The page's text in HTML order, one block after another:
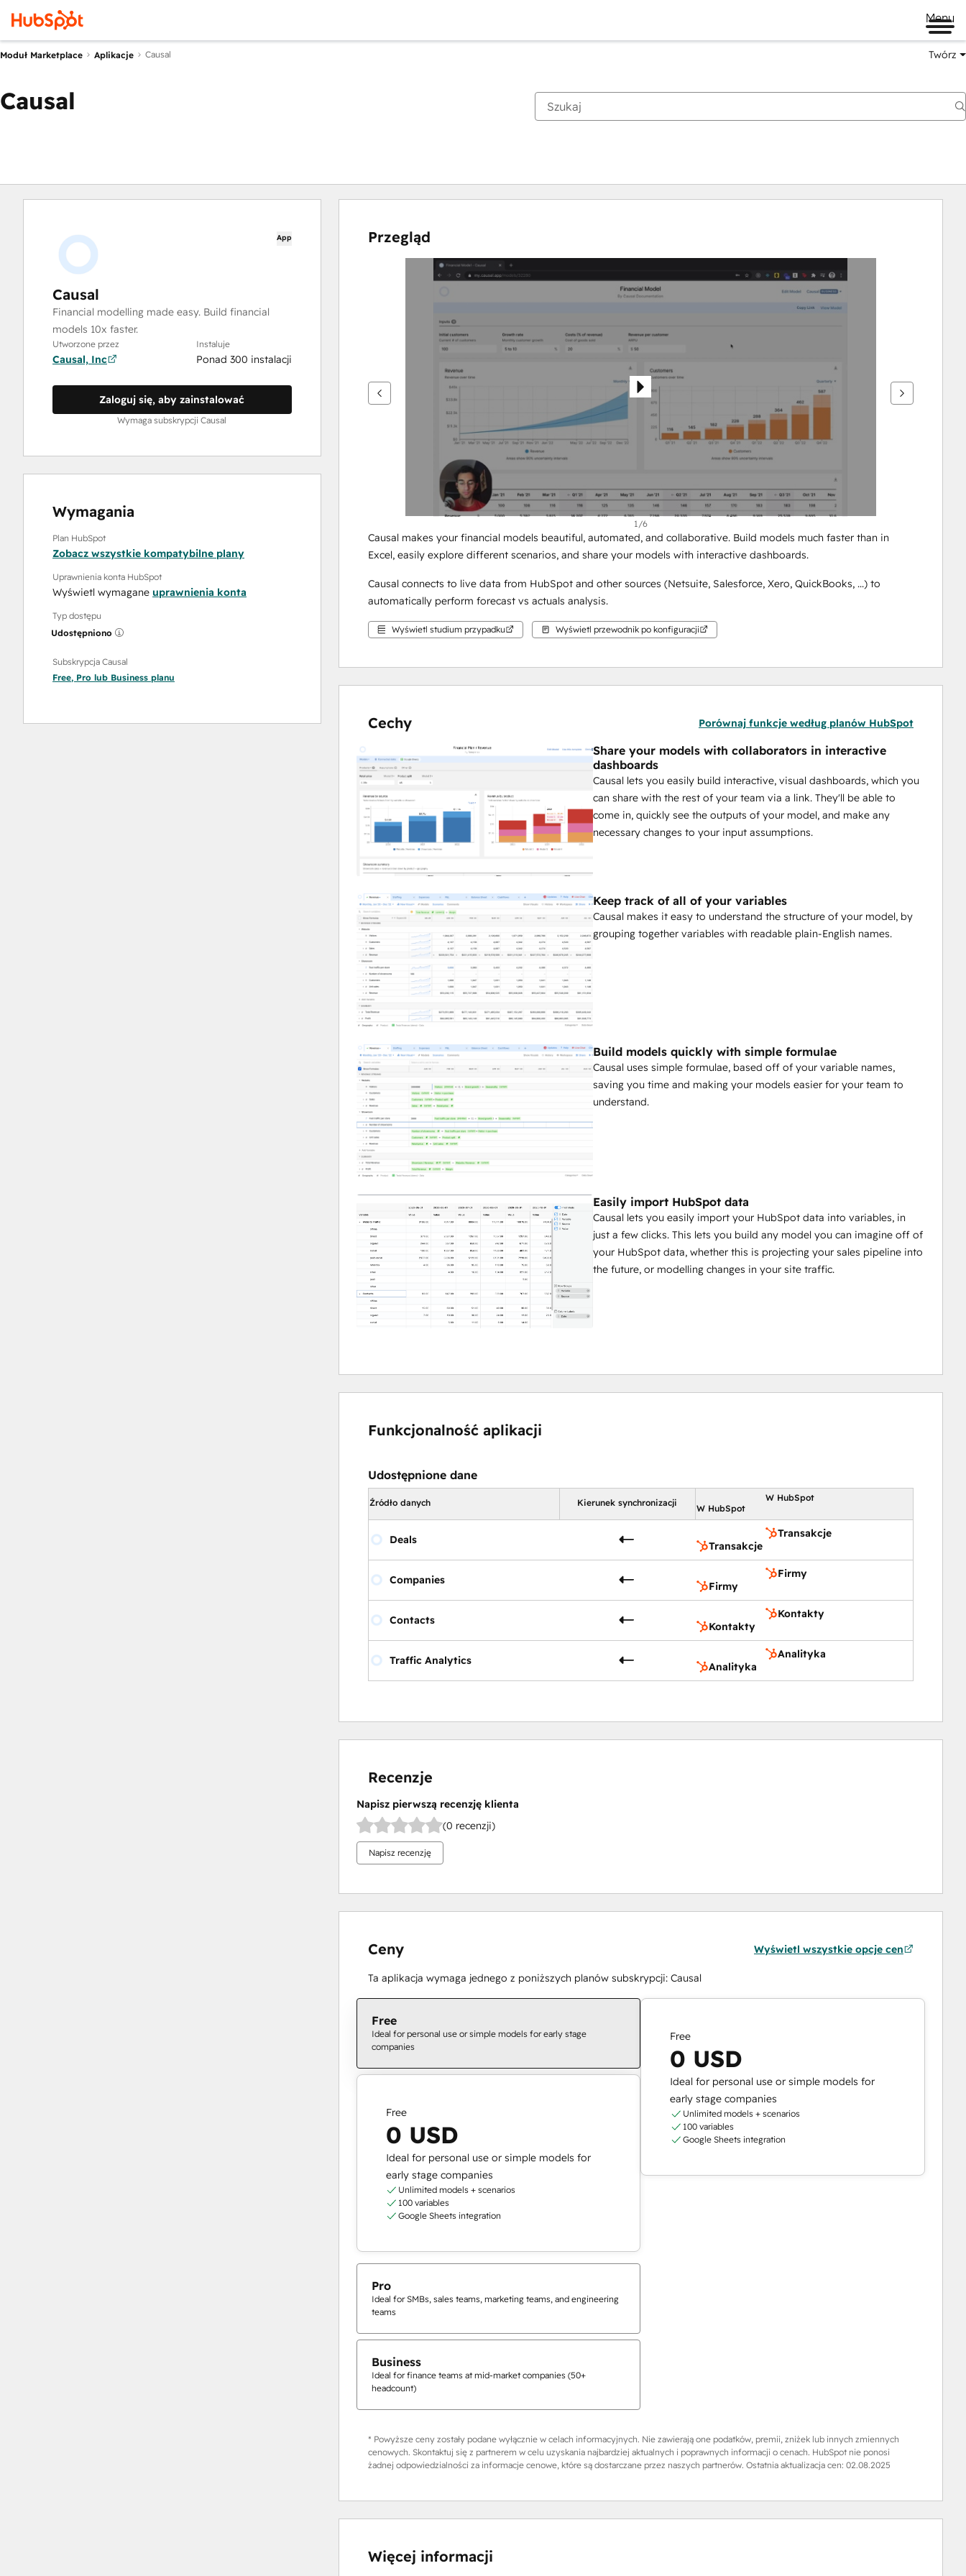
Menu
Moduł Marketplace Aplikacje Causal Twórz
Causal
App
Causal
Financial modelling made easy. Build financial
models 10x faster.
Utworzone przez
Causal, Inc
Instaluje
Ponad 300 instalacji
Zaloguj się, aby zainstalować
Wymaga subskrypcji Causal
Wymagania
Plan HubSpot
Zobacz wszystkie kompatybilne plany
Uprawnienia konta HubSpot
Wyświetl wymagane uprawnienia konta
Typ dostępu
Udostępniono
Subskrypcja Causal
Free, Pro lub Business planu
Przegląd
1/6
Causal makes your financial models beautiful, automated, and collaborative. Build models much faster than in
Excel, easily explore different scenarios, and share your models with interactive dashboards.
Causal connects to live data from HubSpot and other sources (Netsuite, Salesforce, Xero, QuickBooks, ...) to
automatically perform forecast vs actuals analysis.
Wyświetl studium przypadku Wyświetl przewodnik po konfiguracji
Cechy Porównaj funkcje według planów HubSpot
Share your models with collaborators in interactive
dashboards
Causal lets you easily build interactive, visual dashboards, which you
can share with the rest of your team via a link. They'll be able to
come in, quickly see the outputs of your model, and make any
necessary changes to your input assumptions.
Keep track of all of your variables
Causal makes it easy to understand the structure of your model, by
grouping together variables with readable plain-English names.
Build models quickly with simple formulae
Causal uses simple formulae, based off of your variable names,
saving you time and making your models easier for your team to
understand.
Easily import HubSpot data
Causal lets you easily import your HubSpot data into variables, in
just a few clicks. This lets you build any model you can imagine off of
your HubSpot data, whether this is projecting your sales pipeline into
the future, or modelling changes in your site traffic.
Funkcjonalność aplikacji
Udostępnione dane
Źródło danych Kierunek synchronizacji
W HubSpot
W HubSpot
Deals
Transakcje
Transakcje
Companies
Firmy
Firmy
Contacts
Kontakty
Kontakty
Traffic Analytics
Analityka
Analityka
Recenzje
Napisz pierwszą recenzję klienta
(0 recenzji)
Napisz recenzję
Ceny Wyświetl wszystkie opcje cen
Ta aplikacja wymaga jednego z poniższych planów subskrypcji: Causal
Free
Ideal for personal use or simple models for early stage
companies
Free
0 USD
Ideal for personal use or simple models for
early stage companies
Unlimited models + scenarios
100 variables
Google Sheets integration
Pro
Ideal for SMBs, sales teams, marketing teams, and engineering
teams
Business
Ideal for finance teams at mid-market companies (50+
headcount)
Free
0 USD
Ideal for personal use or simple models for
early stage companies
Unlimited models + scenarios
100 variables
Google Sheets integration
* Powyższe ceny zostały podane wyłącznie w celach informacyjnych. Nie zawierają one podatków, premii, zniżek lub innych zmiennych
cenowych. Skontaktuj się z partnerem w celu uzyskania najbardziej aktualnych i poprawnych informacji o cenach. HubSpot nie ponosi
żadnej odpowiedzialności za informacje cenowe, które są dostarczane przez naszych partnerów. Ostatnia aktualizacja cen: 02.08.2025
Więcej informacji